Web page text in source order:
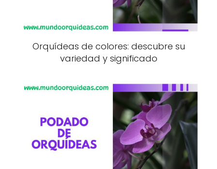
Orquídeas de colores: descubre su
variedad y significado